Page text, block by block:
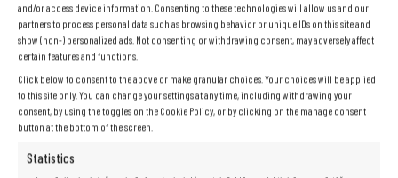
and/or access device information. Consenting to these technologies will allow us and our
partners to process personal data such as browsing behavior or unique IDs on this site and
show (non-) personalized ads. Not consenting or withdrawing consent, may adversely affect
certain features and functions.
Click below to consent to the above or make granular choices. Your choices will be applied
to this site only. You can change your settings at any time, including withdrawing your
consent, by using the toggles on the Cookie Policy, or by clicking on the manage consent
button at the bottom of the screen.
Statistics